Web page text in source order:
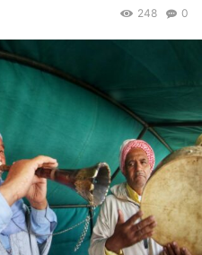
0
248